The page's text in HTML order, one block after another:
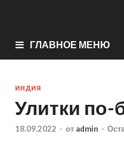
ГЛАВНОЕ МЕНЮ
ИНДИЯ
Улитки по-
18.09.2022 - от admin -